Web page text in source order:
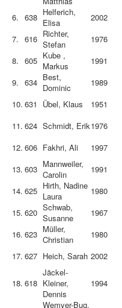
6. 638 Helferich,
Elisa
2002
7. 616 Richter,
Stefan
1976
8. 605 Kube ,
Markus
1991
9. 634 Best,
Dominic
1989
10. 631 Übel, Klaus 1951
11. 624 Schmidt, Erik1976
12. 606 Fakhri, Ali 1997
13. 603 Mannweiler,
Carolin
1991
14. 625 Hirth, Nadine
Laura
1980
15. 620 Schwab,
Susanne
1967
16. 623 Müller,
Christian
1980
17. 627 Heich, Sarah 2002
18. 618
Jäckel-
Kleiner,
Dennis
1994
Wemyer-Bug,